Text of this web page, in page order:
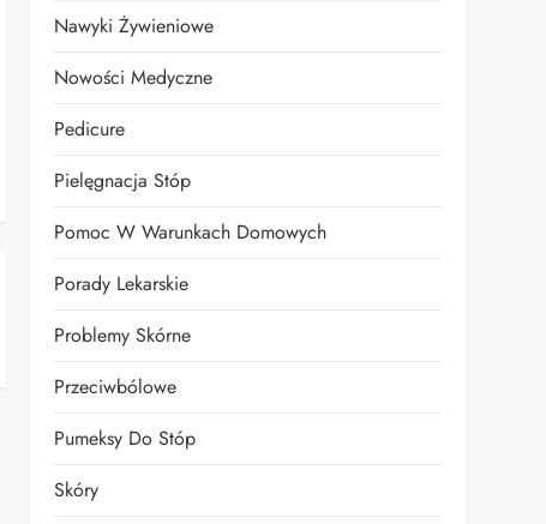
Nawyki Żywieniowe
Nowości Medyczne
Pedicure
Pielęgnacja Stóp
Pomoc W Warunkach Domowych
Porady Lekarskie
Problemy Skórne
Przeciwbólowe
Pumeksy Do Stóp
Skóry